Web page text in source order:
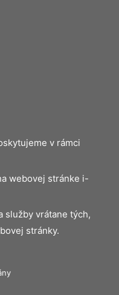
v rámci
webovej stránke i-
služby vrátane tých,
stránky.